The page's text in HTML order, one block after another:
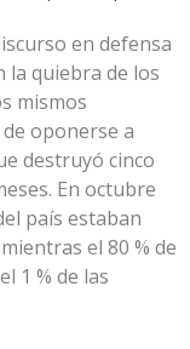
en defensa
la quiebra de los
mismos
oponerse a
destruyó cinco
En octubre
país estaban
el 80 % de
1 % de las